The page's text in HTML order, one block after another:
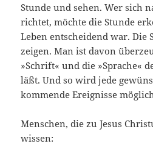
Stunde und sehen. Wer sich
richtet, möchte die Stunde
Leben entscheidend war. Die
zeigen. Man ist davon
»Schrift« und die »Sprache«
läßt. Und so wird jede
kommende Ereignisse
Menschen, die zu Jesus
wissen: